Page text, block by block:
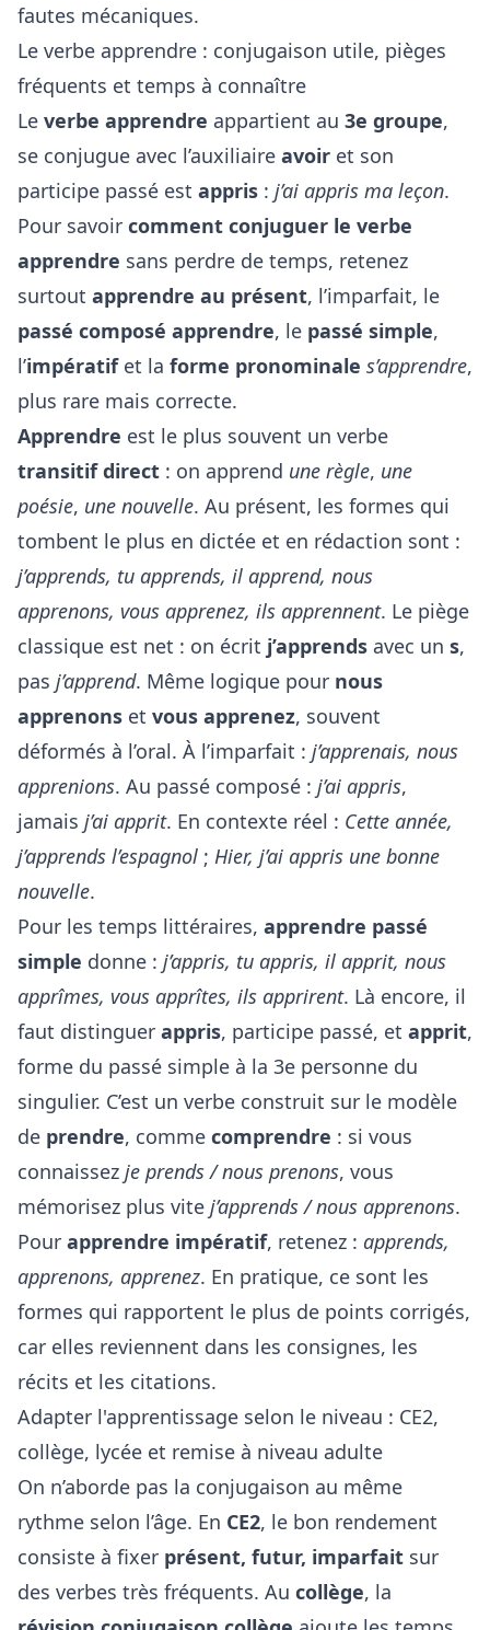
fautes mécaniques.
Le verbe apprendre : conjugaison utile, pièges
fréquents et temps à connaître
Le verbe apprendre appartient au 3e groupe,
se conjugue avec l’auxiliaire avoir et son
participe passé est appris : j’ai appris ma leçon.
Pour savoir comment conjuguer le verbe
apprendre sans perdre de temps, retenez
surtout apprendre au présent, l’imparfait, le
passé composé apprendre, le passé simple,
l’impératifet la forme pronominale s’apprendre,
plus rare mais correcte.
Apprendre est le plus souvent un verbe
transitif direct : on apprend une règle, une
poésie, une nouvelle. Au présent, les formes qui
tombent le plus en dictée et en rédaction sont :
j’apprends, tu apprends, il apprend, nous
apprenons, vous apprenez, ils apprennent. Le piège
classique est net : on écrit j’apprends avec un s,
pas j’apprend. Même logique pour nous
apprenons et vous apprenez, souvent
déformés à l’oral. À l’imparfait : j’apprenais, nous
apprenions. Au passé composé : j’ai appris,
jamais j’ai apprit. En contexte réel : Cette année,
j’apprends l’espagnol ; Hier, j’ai appris une bonne
nouvelle.
Pour les temps littéraires, apprendre passé
simple donne : j’appris, tu appris, il apprit, nous
apprîmes, vous apprîtes, ils apprirent. Là encore, il
faut distinguer appris, participe passé, et apprit,
forme du passé simple à la 3e personne du
singulier. C’est un verbe construit sur le modèle
de prendre, comme comprendre : si vous
connaissez je prends / nous prenons, vous
mémorisez plus vite j’apprends / nous apprenons.
Pour apprendre impératif, retenez : apprends,
apprenons, apprenez. En pratique, ce sont les
formes qui rapportent le plus de points corrigés,
car elles reviennent dans les consignes, les
récits et les citations.
Adapter l'apprentissage selon le niveau : CE2,
collège, lycée et remise à niveau adulte
On n’aborde pas la conjugaison au même
rythme selon l’âge. En CE2, le bon rendement
consiste à fixer présent, futur, imparfait sur
des verbes très fréquents. Au collège, la